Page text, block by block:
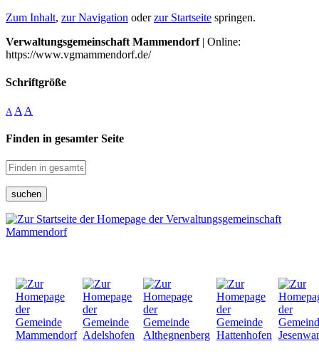
Zum Inhalt, zur Navigation oderzur Startseite springen.
Verwaltungsgemeinschaft Mammendorf| Online:
https://www.vgmammendorf.de/
Schriftgröße
A A A
Finden in gesamter Seite
suchen